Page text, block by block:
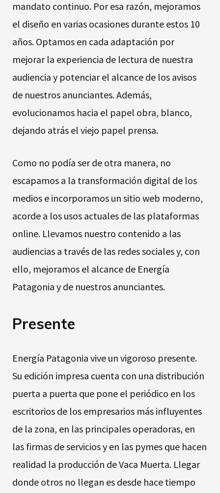
mandato continuo. Por esa razón, mejoramos
el diseño en varias ocasiones durante estos 10
años. Optamos en cada adaptación por
mejorar la experiencia de lectura de nuestra
audiencia y potenciar el alcance de los avisos
de nuestros anunciantes. Además,
evolucionamos hacia el papel obra, blanco,
dejando atrás el viejo papel prensa.
Como no podía ser de otra manera, no
escapamos a la transformación digital de los
medios e incorporamos un sitio web moderno,
acorde a los usos actuales de las plataformas
online. Llevamos nuestro contenido a las
audiencias a través de las redes sociales y, con
ello, mejoramos el alcance de Energía
Patagonia y de nuestros anunciantes.
Presente
Energía Patagonia vive un vigoroso presente.
Su edición impresa cuenta con una distribución
puerta a puerta que pone el periódico en los
escritorios de los empresarios más influyentes
de la zona, en las principales operadoras, en
las firmas de servicios y en las pymes que hacen
realidad la producción de Vaca Muerta. Llegar
donde otros no llegan es desde hace tiempo